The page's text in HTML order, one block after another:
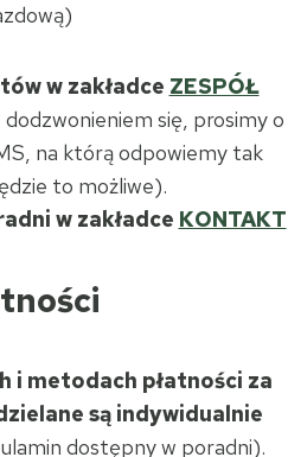
w zakładce ZESPÓŁ
się, prosimy o
na którą odpowiemy tak
to możliwe).
w zakładce KONTAKT
i metodach płatności za
są indywidualnie
dostępny w poradni).